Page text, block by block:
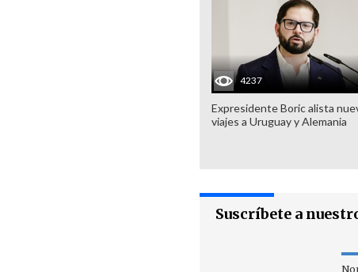
4237
Expresidente Boric alista
viajes a Uruguay y Alemania
Suscríbete a